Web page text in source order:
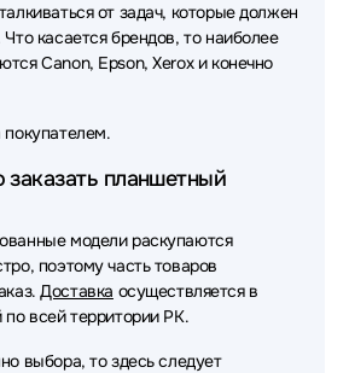
от задач, которые должен
касается брендов, то наиболее
Canon, Epson, Xerox и конечно
покупателем.
заказать планшетный
модели раскупаются
поэтому часть товаров
Доставка осуществляется в
всей территории РК.
выбора, то здесь следует